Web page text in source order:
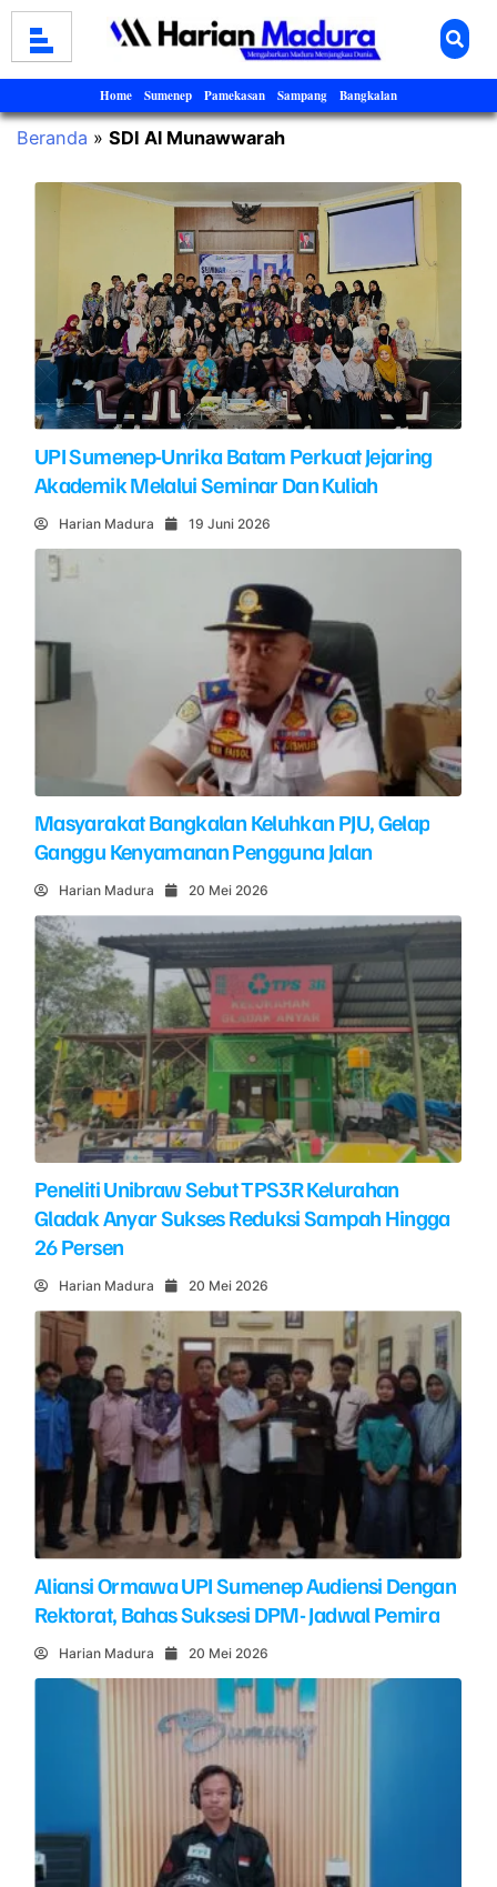
Home Sumenep Pamekasan Sampang Bangkalan
Beranda » SDI Al Munawwarah
UPI Sumenep-Unrika Batam Perkuat Jejaring
Akademik Melalui Seminar Dan Kuliah
Harian Madura 19 Juni 2026
Masyarakat Bangkalan Keluhkan PJU, Gelap
Ganggu Kenyamanan Pengguna Jalan
Harian Madura 20 Mei 2026
Peneliti Unibraw Sebut TPS3R Kelurahan
Gladak Anyar Sukses Reduksi Sampah Hingga
26 Persen
Harian Madura 20 Mei 2026
Aliansi Ormawa UPI Sumenep Audiensi Dengan
Rektorat, Bahas Suksesi DPM- Jadwal Pemira
Harian Madura 20 Mei 2026